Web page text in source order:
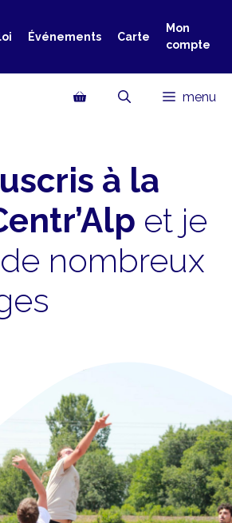
Événements Carte
Mon
compte
menu
à la
et je
nombreux